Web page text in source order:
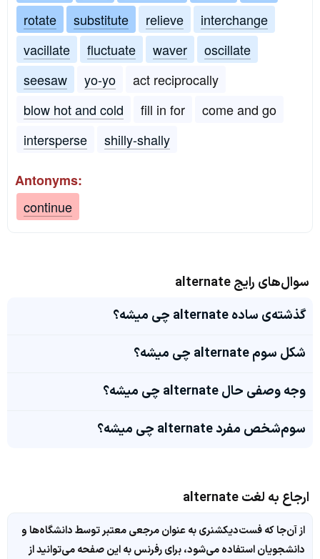
rotate
substitute relieve
interchange
vacillate
fluctuate waver
oscillate
seesaw
yo-yo
act reciprocally
blow hot and cold
fill in for
come and go
intersperse
shilly-shally
Antonyms:
continue
سوال‌های رایج alternate
گذشته‌ی ساده alternate چی میشه؟
شکل سوم alternate چی میشه؟
وجه وصفی حال alternate چی میشه؟
سوم‌شخص مفرد alternate چی میشه؟
ارجاع به لغت alternate
از آن‌جا که فست‌دیکشنری به عنوان مرجعی معتبر توسط دانشگاه‌ها و
دانشجویان استفاده می‌شود، برای رفرنس به این صفحه می‌توانید از